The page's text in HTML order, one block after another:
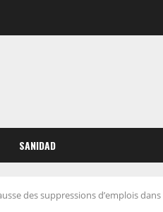
SANIDAD
des suppressions d’emplois